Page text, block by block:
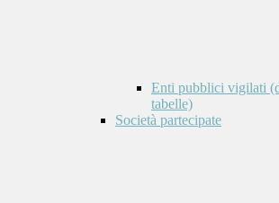
Enti pubblici vigilati
tabelle)
Società partecipate